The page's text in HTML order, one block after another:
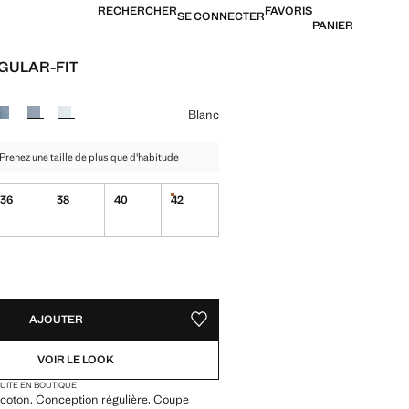
RECHERCHERSE CONNECTERFAVORIS
PANIER
FIT
€ ]
couleur
Blanc
une taille de plus que d'habitude
Je le veux !
36 38 40 42
Dernières unités !
AJOUTER AJOUTER AUX FAVORIS
VOIR LE LOOK
EN BOUTIQUE
Conception régulière. Coupe